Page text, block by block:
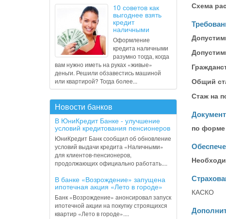
10 советов как
выгоднее взять
кредит
наличными
Оформление
кредита наличными
разумно тогда, когда
вам нужно иметь на руках «живые»
деньги. Решили обзавестись машиной
или квартирой? Тогда более...
Новости банков
В ЮниКредит Банке - улучшение
условий кредитования пенсионеров
ЮниКредит Банк сообщил об обновление
условий выдачи кредита «Наличными»
для клиентов-пенсионеров,
продолжающих официально работать....
В банке «Возрождение» запущена
ипотечная акция «Лето в городе»
Банк «Возрождение» анонсировал запуск
ипотечной акции на покупку строящихся
квартир «Лето в городе»....
Схема
Общий
Стаж на
по
КАСКО